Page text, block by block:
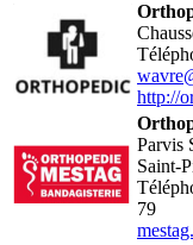
http://
Parvis
Saint-
79